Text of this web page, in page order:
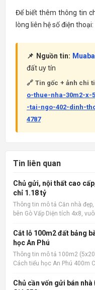
Để biết thêm thông tin
lòng liên hệ số điện
📌 Nguồn tin:
đất uy tín
🔗 Tin gốc + ảnh chi
o-thue-nha-30m2-
-tai-ngo-402-dinh-
4787
Tin liên quan
Chủ gửi, nội thất cao
chỉ 1.18 tỷ
Thông tin mô tả Căn nhà
bên Gò Vấp Diện tích 4x8,
công rộng, sân phơi. Giá cực
Cắt lỗ 100m2 đất bảng
học An Phú
Thông tin mô tả 100m2
Cách tiểu học An Phú 400m
&mdash; Sàn rao vặt nhà
Chủ cần vốn gửi bán nhà